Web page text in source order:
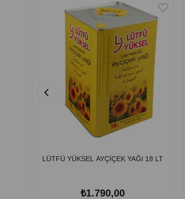
LÜTFÜ YÜKSEL AYÇİÇEK YAĞI 18 LT
₺1.790,00